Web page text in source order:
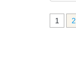
1 2